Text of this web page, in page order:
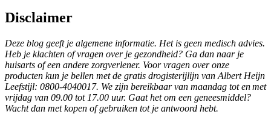
Disclaimer
Deze blog geeft je algemene informatie. Het is geen medisch advies.
Heb je klachten of vragen over je gezondheid? Ga dan naar je
huisarts of een andere zorgverlener. Voor vragen over onze
producten kun je bellen met de gratis drogisterijlijn van Albert Heijn
Leefstijl: 0800-4040017. We zijn bereikbaar van maandag tot en met
vrijdag van 09.00 tot 17.00 uur. Gaat het om een geneesmiddel?
Wacht dan met kopen of gebruiken tot je antwoord hebt.